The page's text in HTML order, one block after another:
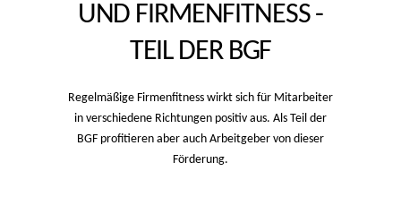
UND FIRMENFITNESS -
TEIL DER BGF
Regelmäßige Firmenfitness wirkt sich für Mitarbeiter
in verschiedene Richtungen positiv aus. Als Teil der
BGF profitieren aber auch Arbeitgeber von dieser
Förderung.